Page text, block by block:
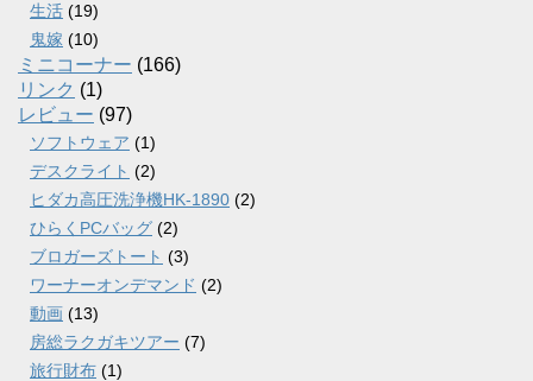
生活 (19)
鬼嫁 (10)
ミニコーナー (166)
リンク (1)
レビュー (97)
ソフトウェア (1)
デスクライト (2)
ヒダカ高圧洗浄機HK-1890 (2)
ひらくPCバッグ (2)
ブロガーズトート (3)
ワーナーオンデマンド (2)
動画 (13)
房総ラクガキツアー (7)
旅行財布 (1)